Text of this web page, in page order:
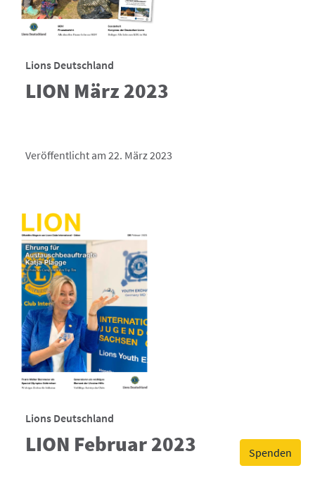
Spenden
Lions Deutschland
LION März 2023
Veröffentlicht am 22. März 2023
Lions Deutschland
LION Februar 2023